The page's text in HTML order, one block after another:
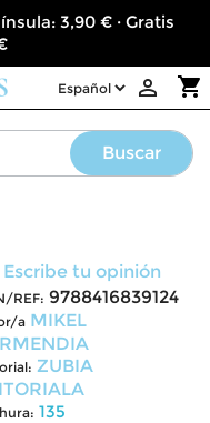
3,90 € · Gratis
shopping_cart

Buscar
Escribe tu opinión
REF: 9788416839124
a MIKEL
ZUBIA
135